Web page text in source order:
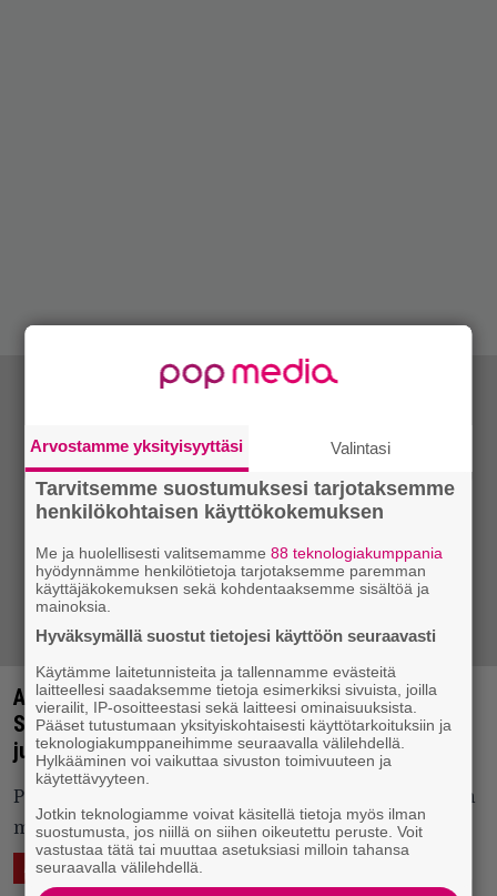
American Epic tulossa Suomen-ensiesitykseen –
Sarjassa nykymuusikot ottavat mittaa
juurimusiikin pioneereista 1920-luvun tekniikalla
Palkittu dokumentti on huikea matka roots-musiikin
myös levyjenteon juurille.
ASIAA KUVAA 23.11.2018 09:03
Arvostamme yksityisyyttäsi Valintasi
Tarvitsemme suostumuksesi tarjotaksemme
henkilökohtaisen käyttökokemuksen
Me ja huolellisesti valitsemamme88 teknologiakumppania
hyödynnämme henkilötietoja tarjotaksemme paremman
käyttäjäkokemuksen sekä kohdentaaksemme sisältöä ja
mainoksia.
Hyväksymällä suostut tietojesi käyttöön seuraavasti
Käytämme laitetunnisteita ja tallennamme evästeitä
laitteellesi saadaksemme tietoja esimerkiksi sivuista, joilla
vierailit, IP-osoitteestasi sekä laitteesi ominaisuuksista.
Pääset tutustumaan yksityiskohtaisesti käyttötarkoituksiin ja
teknologiakumppaneihimme seuraavalla välilehdellä.
Hylkääminen voi vaikuttaa sivuston toimivuuteen ja
käytettävyyteen.
Jotkin teknologiamme voivat käsitellä tietoja myös ilman
suostumusta, jos niillä on siihen oikeutettu peruste. Voit
vastustaa tätä tai muuttaa asetuksiasi milloin tahansa
seuraavalla välilehdellä.